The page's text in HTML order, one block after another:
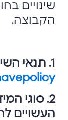
שינויים
הקבוצה.
1. תנאי השימוש באפליקציה
2. סוגי
העשויים